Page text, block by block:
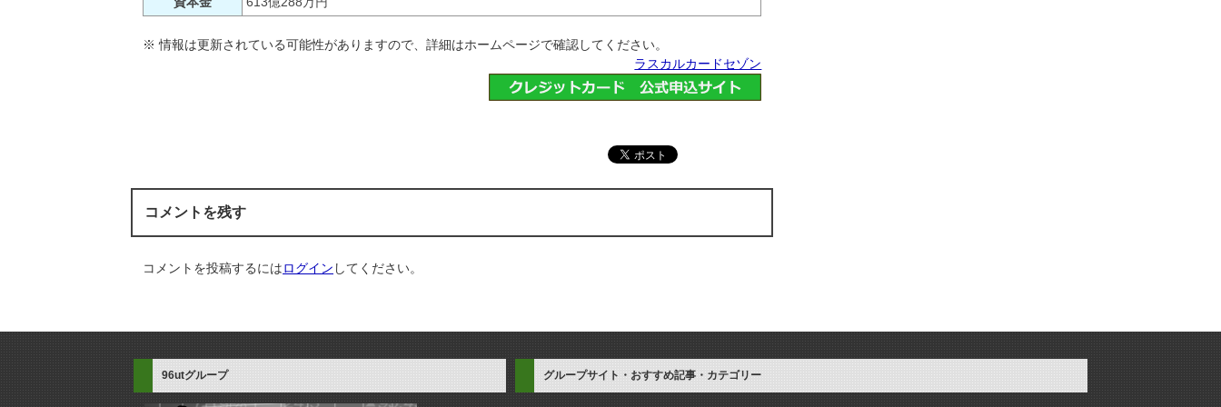
※ 情報は更新されている可能性がありますので、詳細はホームページで確認してください。
ラスカルカードセゾン
コメントを残す
コメントを投稿するにはログイン してください。
96utグループ グループサイト・おすすめ記事・カテゴリー